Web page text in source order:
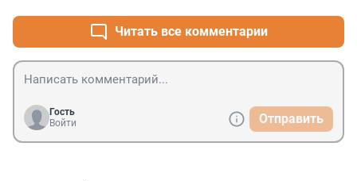
Читать все комментарии
Гость
Войти
Отправить